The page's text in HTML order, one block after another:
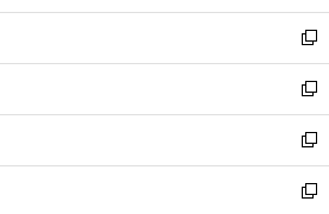
開
く
ウ
で
開
く
ン
ド
ウ
で
開
く
ウ
ィ
ン
ド
ウ
で
開
く
新
し
い
ウ
ィ
ン
ド
新
し
い
ウ
ィ
新
し
い
新